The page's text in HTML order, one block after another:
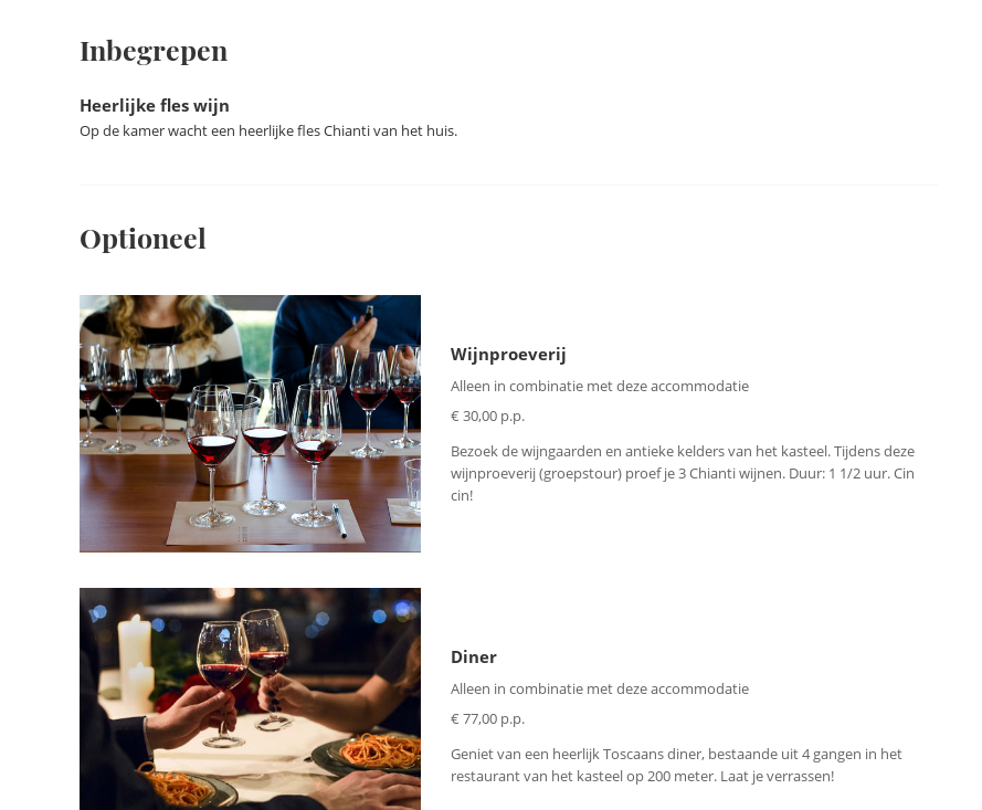
Inbegrepen
Heerlijke fles wijn
Op de kamer wacht een heerlijke fles Chianti van het huis.
Optioneel
Wijnproeverij
Alleen in combinatie met deze accommodatie
€ 30,00 p.p.
Bezoek de wijngaarden en antieke kelders van het kasteel. Tijdens deze
wijnproeverij (groepstour) proef je 3 Chianti wijnen. Duur: 1 1/2 uur. Cin
cin!
Diner
Alleen in combinatie met deze accommodatie
€ 77,00 p.p.
Geniet van een heerlijk Toscaans diner, bestaande uit 4 gangen in het
restaurant van het kasteel op 200 meter. Laat je verrassen!